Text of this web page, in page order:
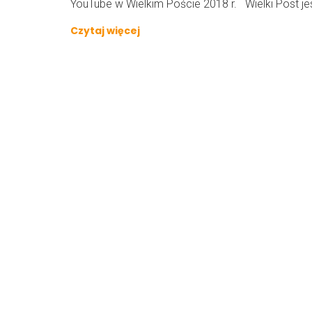
YouTube w Wielkim Poście 2018 r. Wielki Post
Czytaj więcej